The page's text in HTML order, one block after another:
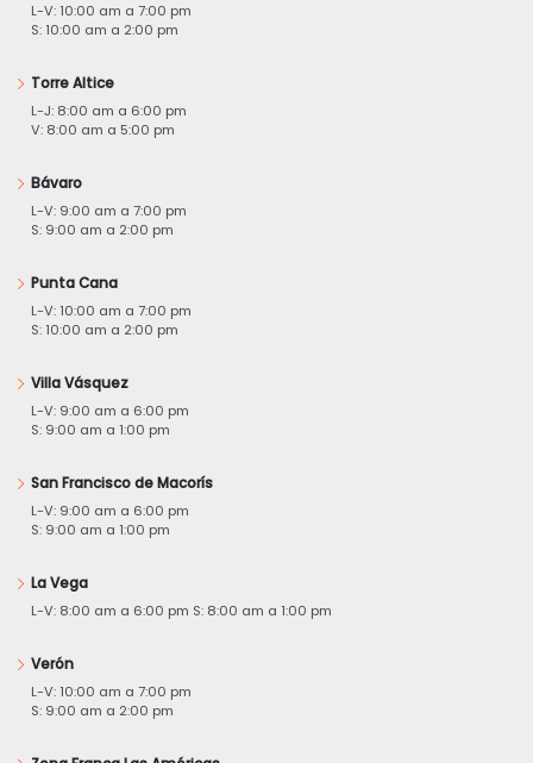
L-V: 10:00 am a 7:00 pm
S: 10:00 am a 2:00 pm
Torre Altice
L-J: 8:00 am a 6:00 pm
V: 8:00 am a 5:00 pm
Bávaro
L-V: 9:00 am a 7:00 pm
S: 9:00 am a 2:00 pm
Punta Cana
L-V: 10:00 am a 7:00 pm
S: 10:00 am a 2:00 pm
Villa Vásquez
L-V: 9:00 am a 6:00 pm
S: 9:00 am a 1:00 pm
San Francisco de Macorís
L-V: 9:00 am a 6:00 pm
S: 9:00 am a 1:00 pm
La Vega
L-V: 8:00 am a 6:00 pm S: 8:00 am a 1:00 pm
Verón
L-V: 10:00 am a 7:00 pm
S: 9:00 am a 2:00 pm